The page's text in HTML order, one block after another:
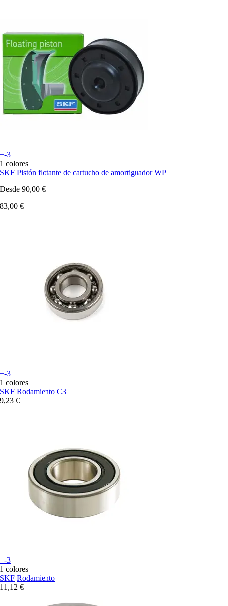
+-3
1 colores
SKF Pistón flotante de cartucho de amortiguador WP
Desde 90,00 €
83,00 €
+-3
1 colores
SKF Rodamiento C3
9,23 €
+-3
1 colores
SKF Rodamiento
11,12 €